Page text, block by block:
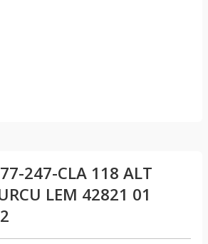
247-CLA 118 ALT
LEM 42821 01